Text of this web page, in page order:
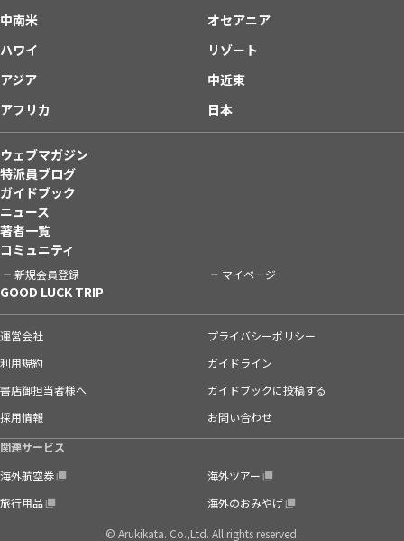
中南米
オセアニア
ハワイ
リゾート
アジア
中近東
アフリカ
日本
ウェブマガジン
特派員ブログ
ガイドブック
ニュース
著者一覧
コミュニティ
新規会員登録 マイページ
GOOD LUCK TRIP
運営会社
プライバシーポリシー
利用規約
ガイドライン
書店御担当者様へ
ガイドブックに投稿する
採用情報
お問い合わせ
関連サービス
海外航空券
海外ツアー
旅行用品
海外のおみやげ
© Arukikata. Co.,Ltd. All rights reserved.